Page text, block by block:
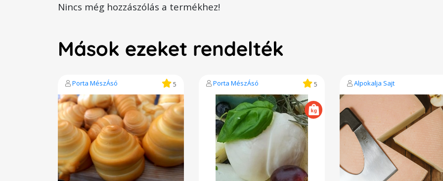
Nincs még hozzászólás a termékhez!
Mások ezeket rendelték
Porta MészÁsó 5 Porta MészÁsó 5 Alpokalja Sajt